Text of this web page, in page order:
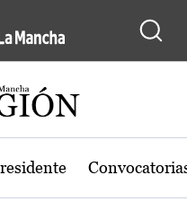
de Castilla-La